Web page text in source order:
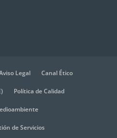
Legal Canal Ético
Política de Calidad
de Servicios